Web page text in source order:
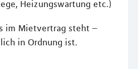
Heizungswartung etc.)
im Mietvertrag steht –
in Ordnung ist.